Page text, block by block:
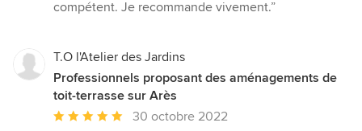
compétent. Je recommande vivement.”
T.O l'Atelier des Jardins
Professionnels proposant des aménagements de
toit-terrasse sur Arès
Note
30 octobre 2022